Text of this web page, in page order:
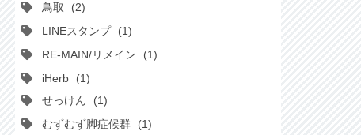
鳥取
2
LINEスタンプ
1
RE-MAIN/リメイン
1
iHerb
1
せっけん
1
むずむず脚症候群
1